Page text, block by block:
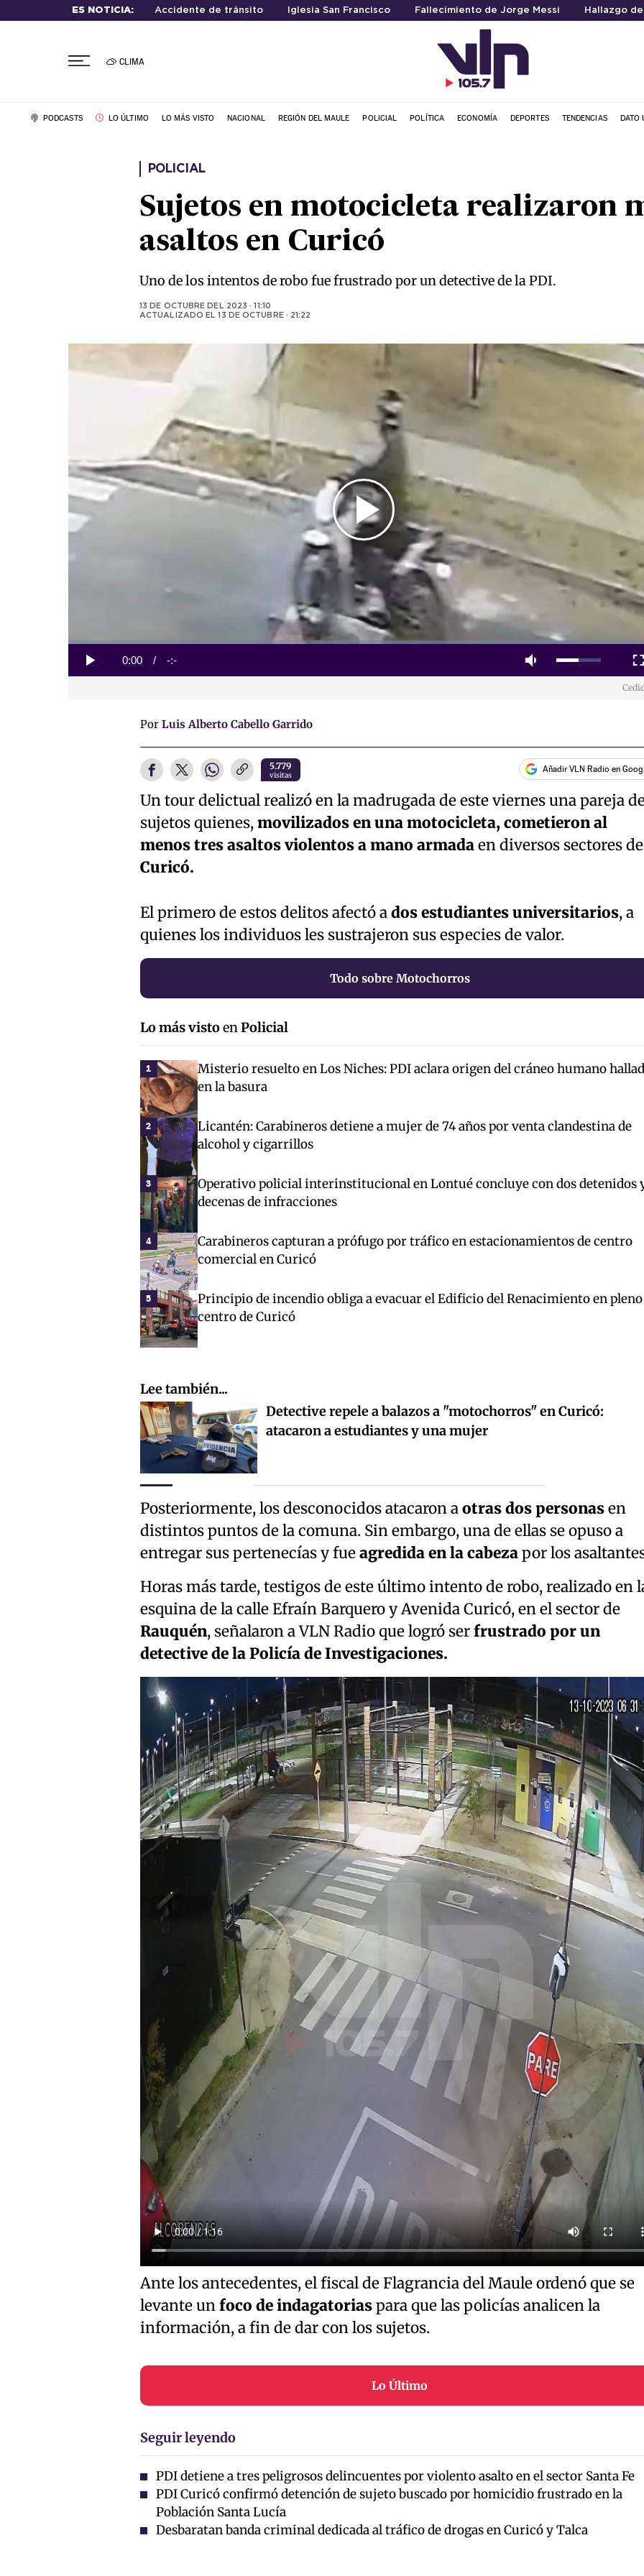
ES NOTICIA: Accidente de tránsito Iglesia San Francisco Fallecimiento de Jorge Messi Hallazgo
CLIMA
PODCASTS LO ÚLTIMO LO MÁS VISTO NACIONAL REGIÓN DEL MAULE POLICIAL POLÍTICA ECONOMÍA DEPORTES TENDENCIAS DATO
POLICIAL
Sujetos en motocicleta realizaron
asaltos en Curicó
Uno de los intentos de robo fue frustrado por un detective de la PDI.
13 DE OCTUBRE DEL 2023 · 11:10
ACTUALIZADO EL13 DE OCTUBRE · 21:22
Play
Video
Play Mute
Current
0:00 / Duration
-:-
Loaded:
Por Luis Alberto Cabello Garrido
5.779
visitas
Añadir VLN Radio en
Un tour delictual realizó en la madrugada de este viernes una pareja
sujetos quienes,movilizados en una motocicleta, cometieron al
menos tres asaltos violentos a mano armadaen diversos sectores de
Curicó.
El primero de estos delitos afectó ados estudiantes universitarios, a
quienes los individuos les sustrajeron sus especies de valor.
Todo sobre Motochorros
Lo más vistoenPolicial
1
Misterio resuelto en Los Niches: PDI aclara origen del cráneo humano
en la basura
2
Licantén: Carabineros detiene a mujer de 74 años por venta clandestina de
alcohol y cigarrillos
3
Operativo policial interinstitucional en Lontué concluye con dos detenidos
decenas de infracciones
4
Carabineros capturan a prófugo por tráfico en estacionamientos de centro
comercial en Curicó
5
Principio de incendio obliga a evacuar el Edificio del Renacimiento en pleno
centro de Curicó
Lee también...
Detective repele a balazos a "motochorros" en Curicó:
atacaron a estudiantes y una mujer
Posteriormente, los desconocidos atacaron aotras dos personasen
distintos puntos de la comuna. Sin embargo, una de ellas se opuso a
entregar sus pertenecías y fueagredida en la cabezapor los
Horas más tarde, testigos de este último intento de robo, realizado en
esquina de la calle Efraín Barquero y Avenida Curicó, en el sector de
Rauquén, señalaron a VLN Radio que logró serfrustrado por un
detective de la Policía de Investigaciones.
Ante los antecedentes, el fiscal de Flagrancia del Maule ordenó que se
levante unfoco de indagatoriaspara que las policías analicen la
información, a fin de dar con los sujetos.
Lo Último
Seguir leyendo
PDI detiene a tres peligrosos delincuentes por violento asalto en el sector Santa Fe
PDI Curicó confirmó detención de sujeto buscado por homicidio frustrado en la
Población Santa Lucía
Desbaratan banda criminal dedicada al tráfico de drogas en Curicó y Talca